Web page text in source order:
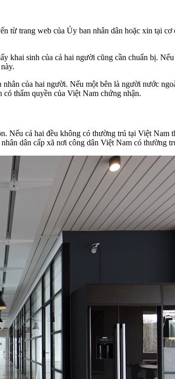
trang web của Ủy ban nhân dân hoặc xin tại
khai sinh của cả hai người cũng cần chuẩn bị.
của hai người. Nếu một bên là người nước
thẩm quyền của Việt Nam chứng nhận.
cả hai đều không có thường trú tại Việt Nam
dân cấp xã nơi công dân Việt Nam có thường